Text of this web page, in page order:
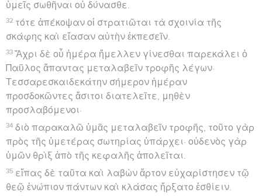
ἡμέρας τρεῖς,
13
ὅθεν περιελόντες κατηντήσαμεν εἰς Ῥήγιον. καὶ
μετὰ μίαν ἡμέραν ἐπιγενομένου νότου δευτεραῖοι
ἤλθομεν εἰς Ποτιόλους,
14 οὗ εὑρόντες ἀδελφοὺς παρεκλήθημεν παρ’ αὐτοῖς
ἐπιμεῖναι ἡμέρας ἑπτά· καὶ οὕτως εἰς τὴν Ῥώμην
ἤλθαμεν.
15 κἀκεῖθεν οἱ ἀδελφοὶ ἀκούσαντες τὰ περὶ ἡμῶν
ἦλθαν εἰς ἀπάντησιν ἡμῖν ἄχρι Ἀππίου Φόρου καὶ
Τριῶν Ταβερνῶν, οὓς ἰδὼν ὁ Παῦλος εὐχαριστήσας
τῷ θεῷ ἔλαβε θάρσος.
16 Ὅτε δὲ εἰσήλθομεν εἰς Ῥώμην, ἐπετράπη τῷ Παύλῳ
μένειν καθ’ ἑαυτὸν σὺν τῷ φυλάσσοντι αὐτὸν